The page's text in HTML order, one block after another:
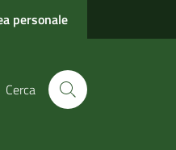
personale
Cerca